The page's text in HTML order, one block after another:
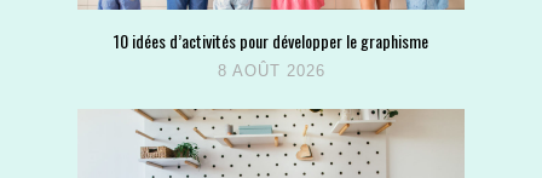
10 idées d’activités pour développer le graphisme
8 AOÛT 2026